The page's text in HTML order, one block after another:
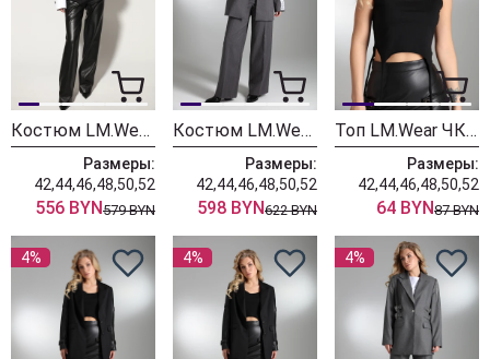
Костюм LM.Wear К2128
Размеры:
42,44,46,48,50,52
556 BYN579 BYN
Костюм LM.Wear СК 6032 серый
Размеры:
42,44,46,48,50,52
598 BYN622 BYN
Топ LM.Wear ЧК 5500 черный
Размеры:
42,44,46,48,50,52
64 BYN87 BYN
4% 4% 4%